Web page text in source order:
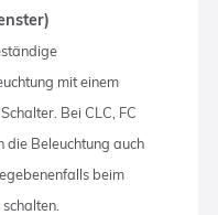
mit einem
Bei CLC, FC
die Beleuchtung auch
beim